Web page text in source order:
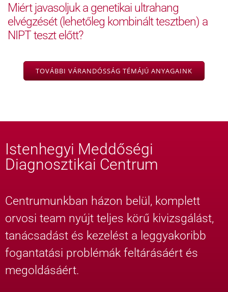
Miért javasoljuk a genetikai ultrahang
elvégzését (lehetőleg kombinált tesztben) a
NIPT teszt előtt?
TOVÁBBI VÁRANDÓSSÁG TÉMÁJÚ ANYAGAINK
Istenhegyi Meddőségi
Diagnosztikai Centrum
Centrumunkban házon belül, komplett
orvosi team nyújt teljes körű kivizsgálást,
tanácsadást és kezelést a leggyakoribb
fogantatási problémák feltárásáért és
megoldásáért.